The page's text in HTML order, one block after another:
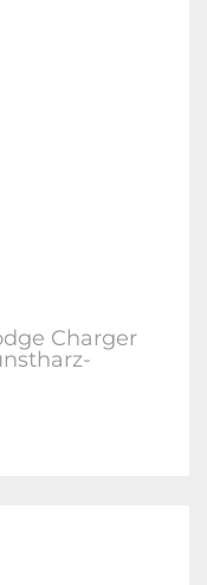
Charger